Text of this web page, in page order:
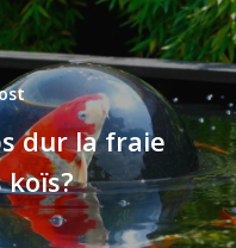
dur la fraie
koïs?